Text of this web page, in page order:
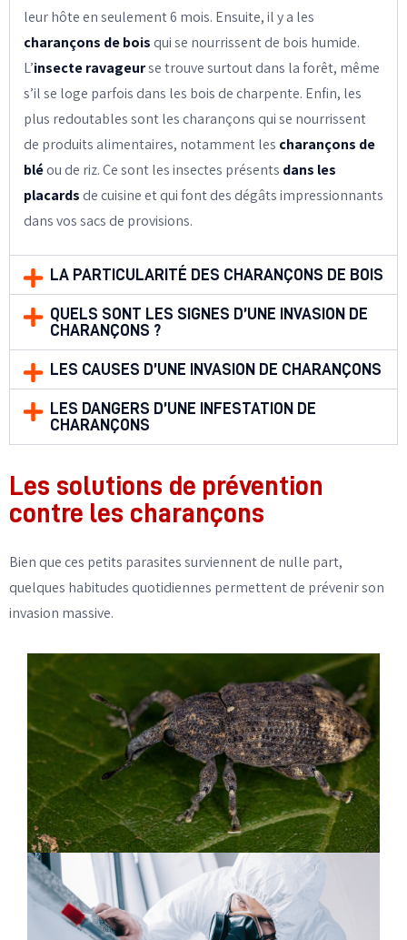
leur hôte en seulement 6 mois. Ensuite, il y a les
charançons de bois qui se nourrissent de bois humide.
L’insecte ravageurse trouve surtout dans la forêt, même
s’il se loge parfois dans les bois de charpente. Enfin, les
plus redoutables sont les charançons qui se nourrissent
de produits alimentaires, notamment les charançons de
bléou de riz. Ce sont les insectes présents dans les
placards de cuisine et qui font des dégâts impressionnants
dans vos sacs de provisions.
LA PARTICULARITÉ DES CHARANÇONS DE BOIS
QUELS SONT LES SIGNES D’UNE INVASION DE
CHARANÇONS ?
LES CAUSES D’UNE INVASION DE CHARANÇONS
LES DANGERS D’UNE INFESTATION DE
CHARANÇONS
Les solutions de prévention
contre les charançons
Bien que ces petits parasites surviennent de nulle part,
quelques habitudes quotidiennes permettent de prévenir son
invasion massive.